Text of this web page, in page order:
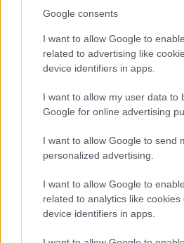
Google consents
I want to allow Google to
related to advertising like
device identifiers in apps.
I want to allow my user data to
Google for online advertising
I want to allow Google to send
personalized advertising.
I want to allow Google to
related to analytics like cookies
device identifiers in apps.
abban a palackban a borász
és próbálok közepesen
podcasteket készíteni. Fontos
szájbarágósan is, hogy a
megdöntsük.Vannak
kurzusok, csak ezek nem
közelebb a borokhoz és ehhez
úgy ismerkedjenek meg a
szupermarketben a minél
Vannak nagyon jó boraink,
érdemesebb a minőségibb